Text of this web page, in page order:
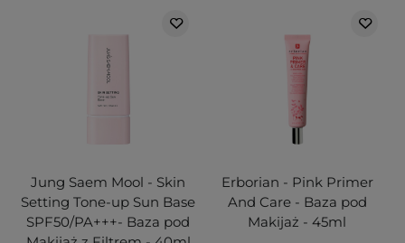
Jung Saem Mool - Skin
Setting Tone-up Sun Base
SPF50/PA+++- Baza pod
Erborian - Pink Primer
And Care - Baza pod
Makijaż - 45ml